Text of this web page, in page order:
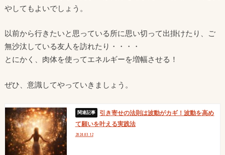
やしてもよいでしょう。
以前から行きたいと思っている所に思い切って出掛けたり、ご
無沙汰している友人を訪れたり・・・・
とにかく、肉体を使ってエネルギーを増幅させる！
ぜひ、意識してやっていきましょう。
引き寄せの法則は波動がカギ！波動を高め
て願いを叶える実践法
2024.03.12